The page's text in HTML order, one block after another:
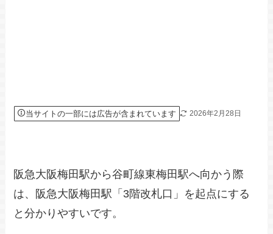
当サイトの一部には広告が含まれています 2026年2月28日
阪急大阪梅田駅から谷町線東梅田駅へ向かう際
は、阪急大阪梅田駅「3階改札口」を起点にする
と分かりやすいです。